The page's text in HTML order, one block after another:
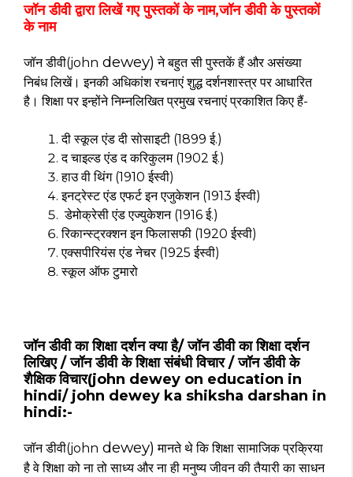
जॉन डीवी द्वारा लिखें गए पुस्तकों के नाम,जॉन डीवी के पुस्तकों
के नाम
जॉन डीवी(john dewey) ने बहुत सी पुस्तकें हैं और असंख्या
निबंध लिखें। इनकी अधिकांश रचनाएं शुद्ध दर्शनशास्त्र पर आधारित
है। शिक्षा पर इन्होंने निम्नलिखित प्रमुख रचनाएं प्रकाशित किए हैं-
दी स्कूल एंड दी सोसाइटी (1899 ई.)
द चाइल्ड एंड द करिकुलम (1902 ई.)
हाउ वी थिंग (1910 ईस्वी)
इनट्रेस्ट एंड एफर्ट इन एजुकेशन (1913 ईस्वी)
डेमोक्रेसी एंड एज्युकेशन (1916 ई.)
रिकान्स्ट्रक्शन इन फिलासफी (1920 ईस्वी)
एक्सपीरियंस एंड नेचर (1925 ईस्वी)
स्कूल ऑफ टुमारो
जॉन डीवी का शिक्षा दर्शन क्या है/ जॉन डीवी का शिक्षा दर्शन
लिखिए / जॉन डीवी के शिक्षा संबंधी विचार / जॉन डीवी के
शैक्षिक विचार(john dewey on education in
hindi/ john dewey ka shiksha darshan in
hindi:-
जॉन डीवी(john dewey) मानते थे कि शिक्षा सामाजिक प्रक्रिया
है वे शिक्षा को ना तो साध्य और ना ही मनुष्य जीवन की तैयारी का साधन